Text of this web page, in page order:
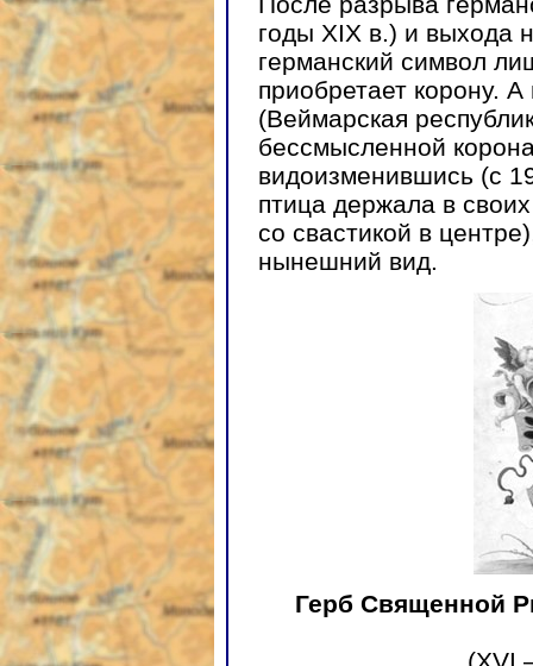
годы XIX в.) и выхода
германский символ
приобретает корону.
(Веймарская
бессмысленной
видоизменившись (с
птица держала в
со свастикой в
нынешний вид.
Герб Священной